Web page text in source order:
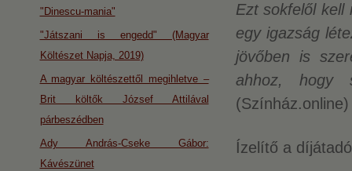
Ezt sokfelől
egy igazság
jövőben is
ahhoz, hogy
(Színház.online)
Ízelítő a
"Dinescu-mania"
"Játszani is engedd" (Magyar
Költészet Napja, 2019)
A magyar költészettől megihletve –
Brit költők József Attilával
párbeszédben
Ady András-Cseke Gábor:
Kávészünet